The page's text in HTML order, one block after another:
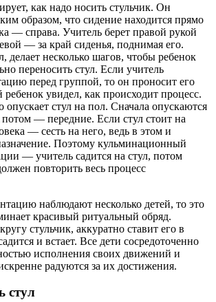
как надо носить стульчик. Он
образом, что сидение находится прямо
— справа. Учитель берет правой рукой
— за край сиденья, поднимая его.
делает несколько шагов, чтобы ребенок
переносить стул. Если учитель
перед группой, то он проносит его
увидел, как происходит процесс.
опускает стул на пол. Сначала опускаются
— передние. Если стул стоит на
— сесть на него, ведь в этом и
Поэтому кульминационный
— учитель садится на стул, потом
повторить весь процесс
наблюдают несколько детей, то это
красивый ритуальный обряд.
стульчик, аккуратно ставит его в
и встает. Все дети сосредоточенно
исполнения своих движений и
радуются за их достижения.
стул